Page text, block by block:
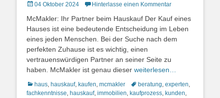
Posted
04 Oktober 2024 Hinterlasse einen Kommentar
McMakler: Ihr Partner beim Hauskauf Der Kauf eines
Hauses ist eine bedeutende Entscheidung im Leben
eines jeden Menschen. Bei der Suche nach dem
perfekten Zuhause ist es wichtig, einen
vertrauenswürdigen Partner an seiner Seite zu
haben. McMakler ist genau dieser weiterlesen…
Kategorien
haus, hauskauf, kaufen, mcmakler Schlagworte
beratung, experten,
fachkenntnisse, hauskauf, immobilien, kaufprozess, kunden,